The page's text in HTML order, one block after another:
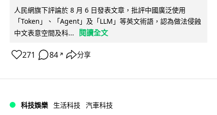
人民網旗下評論於 8 月 6 日發表文章，批評中國廣泛使用
「Token」、「Agent」及「LLM」等英文術語，認為做法侵蝕
中文表意空間及科...
閱讀全文
271 84 ↗ 分享
科技娛樂 生活科技 汽車科技